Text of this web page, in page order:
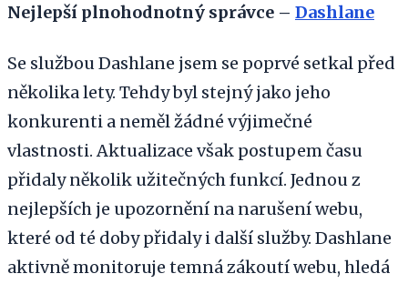
Nejlepší plnohodnotný správce – Dashlane
Se službou Dashlane jsem se poprvé setkal před
několika lety. Tehdy byl stejný jako jeho
konkurenti a neměl žádné výjimečné
vlastnosti. Aktualizace však postupem času
přidaly několik užitečných funkcí. Jednou z
nejlepších je upozornění na narušení webu,
které od té doby přidaly i další služby. Dashlane
aktivně monitoruje temná zákoutí webu, hledá